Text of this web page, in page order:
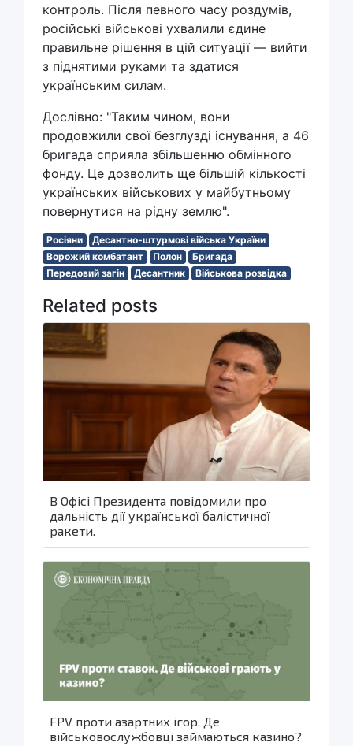
контроль. Після певного часу роздумів,
російські військові ухвалили єдине
правильне рішення в цій ситуації — вийти
з піднятими руками та здатися
українським силам.
Дослівно: "Таким чином, вони
продовжили свої безглузді існування, а 46
бригада сприяла збільшенню обмінного
фонду. Це дозволить ще більшій кількості
українських військових у майбутньому
повернутися на рідну землю".
Росіяни
Десантно-штурмові війська України
Ворожий комбатант
Полон
Бригада
Передовий загін
Десантник Військова розвідка
Related posts
В Офісі Президента повідомили про
дальність дії української балістичної
ракети.
FPV проти азартних ігор. Де
військовослужбовці займаються казино?